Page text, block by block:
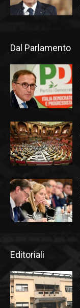
Dal Parlamento
Editoriali